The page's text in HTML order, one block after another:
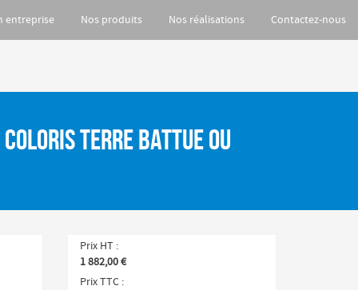
entreprise Nos produits Nos réalisations Contactez-nous
coloris Terre battue ou
Prix HT
1 882,00 €
Prix TTC